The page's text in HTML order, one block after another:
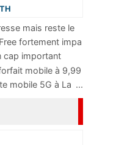
mais reste le
...
fortement impa
cap important
...
mobile à 9,99
mobile 5G à La ...